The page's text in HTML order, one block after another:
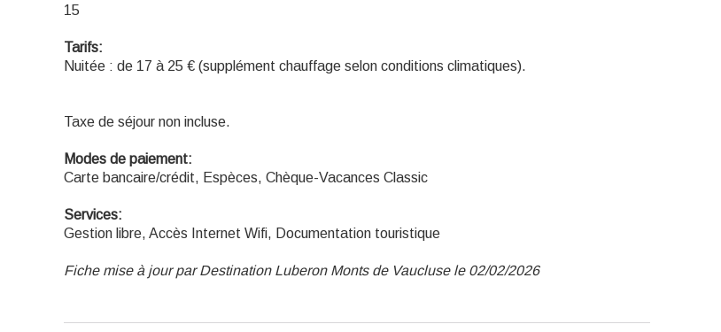
15
Tarifs:
Nuitée : de 17 à 25 € (supplément chauffage selon conditions climatiques).
Taxe de séjour non incluse.
Modes de paiement:
Carte bancaire/crédit, Espèces, Chèque-Vacances Classic
Services:
Gestion libre, Accès Internet Wifi, Documentation touristique
Fiche mise à jour par Destination Luberon Monts de Vaucluse le 02/02/2026